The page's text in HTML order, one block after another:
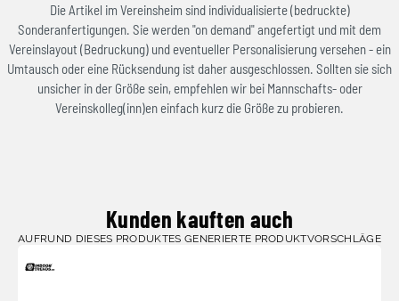
Die Artikel im Vereinsheim sind individualisierte (bedruckte)
Sonderanfertigungen. Sie werden "on demand" angefertigt und mit dem
Vereinslayout (Bedruckung) und eventueller Personalisierung versehen - ein
Umtausch oder eine Rücksendung ist daher ausgeschlossen. Sollten sie sich
unsicher in der Größe sein, empfehlen wir bei Mannschafts- oder
Vereinskolleg(inn)en einfach kurz die Größe zu probieren.
Kunden kauften auch
AUFRUND DIESES PRODUKTES GENERIERTE PRODUKTVORSCHLÄGE